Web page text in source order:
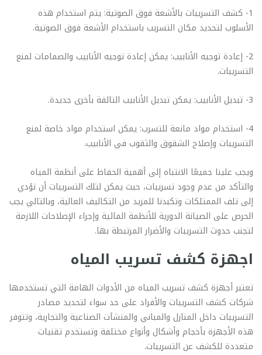
1- كشف التسريبات بالأشعة فوق الصوتية: يتم استخدام هذه
الأسلوب لتحديد مكان التسريب باستخدام الأشعة فوق الصوتية.
2- إعادة توجيه الأنابيب: يمكن إعادة توجيه الأنابيب والصمامات لمنع
التسريبات.
3- تبديل الأنابيب: يمكن تبديل الأنابيب التالفة بأخرى جديدة.
4- استخدام مواد مانعة للتسرب: يمكن استخدام مواد خاصة لمنع
التسريبات وإصلاح الشقوق والثقوب في الأنابيب.
ويجب علينا جميعًا الانتباه إلى أهمية الحفاظ على أنظمة المياه
والتأكد من عدم وجود تسريبات، حيث يمكن لتلك التسريبات أن تؤدي
إلى تلف الممتلكات وتكبدنا للمزيد من التكاليف العالية، وبالتالي يجب
الحرص على الصيانة الدورية للأنظمة المائية وإجراء الإصلاحات اللازمة
لتجنب حدوث التسريبات والأضرار المرتبطة بها.
اجهزة كشف تسريب المياه
تعتبر أجهزة كشف تسريب المياه من الأدوات الهامة التي تستخدمها
شركات كشف التسريبات والأفراد على حد سواء لتحديد مصادر
التسريبات داخل المنازل والمباني والمنشآت الصناعية والتجارية، وتتوفر
هذه الأجهزة بأحجام وأشكال وأنواع مختلفة وتستخدم تقنيات
متعددة للكشف عن التسريبات.